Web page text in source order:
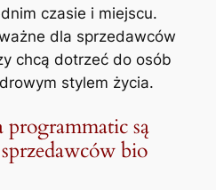
czasie i miejscu.
dla sprzedawców
chcą dotrzeć do osób
stylem życia.
programmatic są
bio